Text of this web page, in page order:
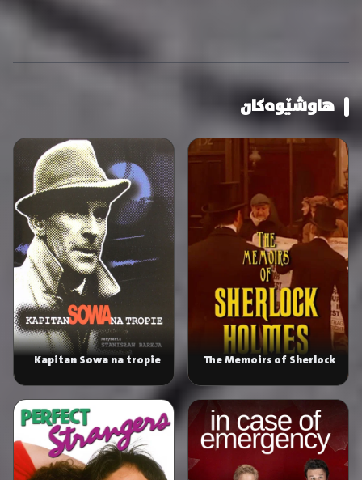
هاوشێوەکان
The Memoirs of Sherlock
Kapitan Sowa na tropie